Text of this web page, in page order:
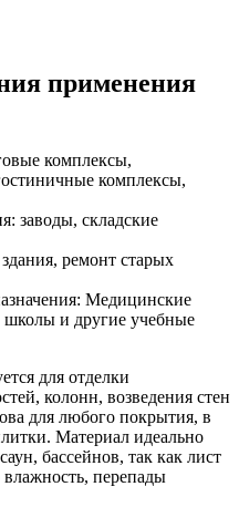
применения
комплексы,
комплексы,
заводы, складские
ремонт старых
Медицинские
школы и другие учебные
для отделки
колонн, возведения стен
для любого покрытия, в
Материал идеально
бассейнов, так как лист
перепады